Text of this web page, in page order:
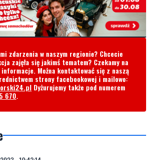
zdarzenia w naszym regionie? Chcecie
zajęła się jakimś tematem? Czekamy na
informacje. Można kontaktować się z naszą
strony facebookowej i mailowo:
Dyżurujemy także pod numerem
670.